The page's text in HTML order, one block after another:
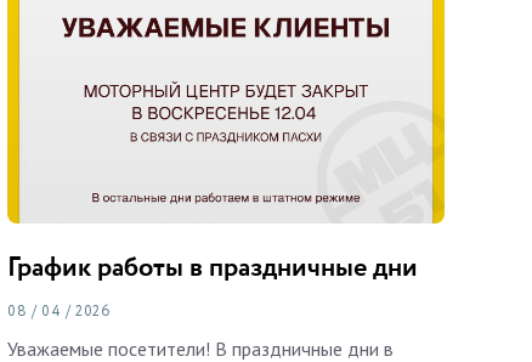
График работы в праздничные дни
08 / 04 / 2026
Уважаемые посетители! В праздничные дни в